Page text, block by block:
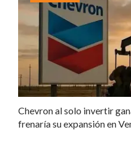
Chevron al solo invertir
frenaría su expansión en